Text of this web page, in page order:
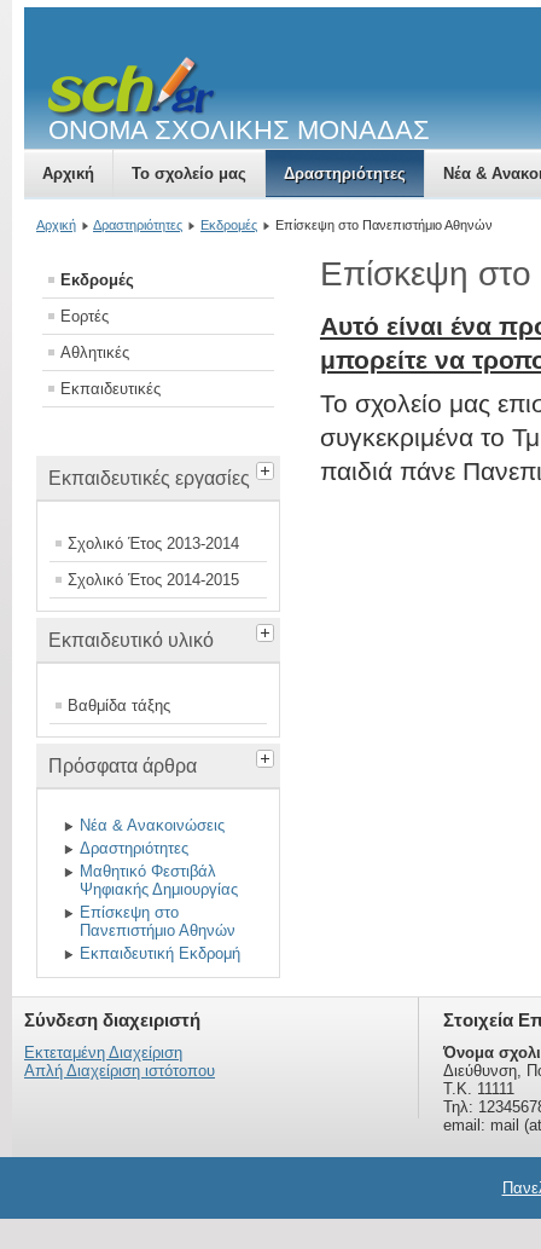
ΟΝΟΜΑ ΣΧΟΛΙΚΗΣ ΜΟΝΑΔΑΣ
Αρχική Το σχολείο μας Δραστηριότητες Νέα &
Αρχική Δραστηριότητες Εκδρομές Επίσκεψη στο Πανεπιστήμιο Αθηνών
Εκδρομές
Εορτές
Αθλητικές
Εκπαιδευτικές
Εκπαιδευτικές εργασίες
Σχολικό Έτος 2013-2014
Σχολικό Έτος 2014-2015
Εκπαιδευτικό υλικό
Βαθμίδα τάξης
Πρόσφατα άρθρα
Νέα & Ανακοινώσεις
Δραστηριότητες
Μαθητικό Φεστιβάλ
Ψηφιακής Δημιουργίας
Επίσκεψη στο
Πανεπιστήμιο Αθηνών
Εκπαιδευτική Εκδρομή
Επίσκεψη
Αυτό είναι ένα
μπορείτε να
Το σχολείο μας
συγκεκριμένα το
παιδιά πάνε
Σύνδεση διαχειριστή
Εκτεταμένη Διαχείριση
Απλή Διαχείριση ιστότοπου
Στοιχεία
Όνομα
Διεύθυνση,
Τ.Κ. 11111
Τηλ:
email: mail